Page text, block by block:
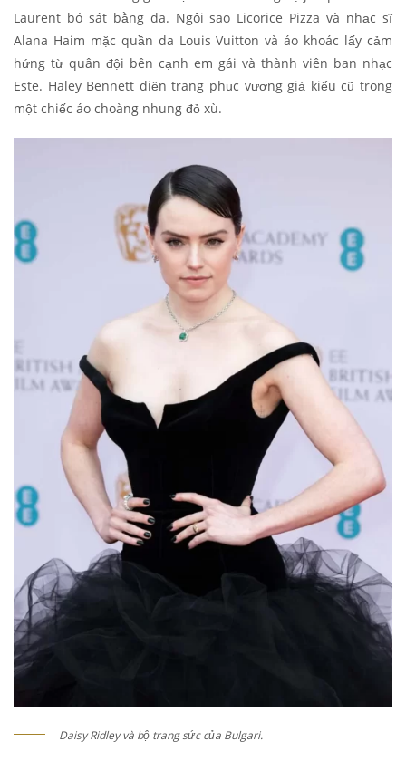
Laurent bó sát bằng da. Ngôi sao Licorice Pizza và nhạc sĩ
Alana Haim mặc quần da Louis Vuitton và áo khoác lấy cảm
hứng từ quân đội bên cạnh em gái và thành viên ban nhạc
Este. Haley Bennett diện trang phục vương giả kiểu cũ trong
một chiếc áo choàng nhung đỏ xù.
Daisy Ridley và bộ trang sức của Bulgari.